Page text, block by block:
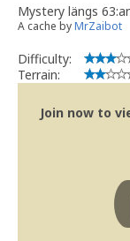
Mystery längs
A cache byMrZaibot
Difficulty:
Terrain:
Join now to